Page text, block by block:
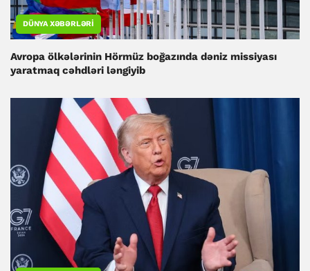
DÜNYA XƏBƏRLƏRI
Avropa ölkələrinin Hörmüz boğazında dəniz missiyası
yaratmaq cəhdləri ləngiyib